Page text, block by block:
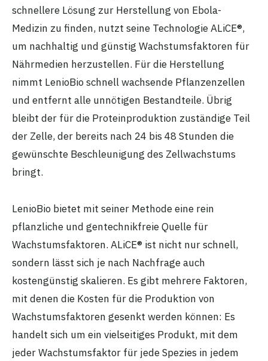
schnellere Lösung zur Herstellung von Ebola-
Medizin zu finden, nutzt seine Technologie ALiCE®,
um nachhaltig und günstig Wachstumsfaktoren für
Nährmedien herzustellen. Für die Herstellung
nimmt LenioBio schnell wachsende Pflanzenzellen
und entfernt alle unnötigen Bestandteile. Übrig
bleibt der für die Proteinproduktion zuständige Teil
der Zelle, der bereits nach 24 bis 48 Stunden die
gewünschte Beschleunigung des Zellwachstums
bringt.
LenioBio bietet mit seiner Methode eine rein
pflanzliche und gentechnikfreie Quelle für
Wachstumsfaktoren. ALiCE® ist nicht nur schnell,
sondern lässt sich je nach Nachfrage auch
kostengünstig skalieren. Es gibt mehrere Faktoren,
mit denen die Kosten für die Produktion von
Wachstumsfaktoren gesenkt werden können: Es
handelt sich um ein vielseitiges Produkt, mit dem
jeder Wachstumsfaktor für jede Spezies in jedem